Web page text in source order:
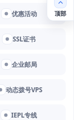
优惠活动
SSL证书
企业邮局
动态拨号VPS
IEPL专线
顶部